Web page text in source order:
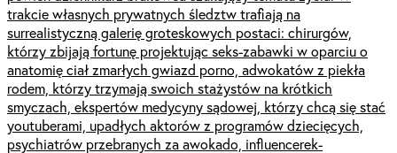
trakcie własnych prywatnych śledztw trafiają na
surrealistyczną galerię groteskowych postaci: chirurgów,
którzy zbijają fortunę projektując seks-zabawki w oparciu o
anatomię ciał zmarłych gwiazd porno, adwokatów z piekła
rodem, którzy trzymają swoich stażystów na krótkich
smyczach, ekspertów medycyny sądowej, którzy chcą się stać
youtuberami, upadłych aktorów z programów dziecięcych,
psychiatrów przebranych za awokado, influencerek-